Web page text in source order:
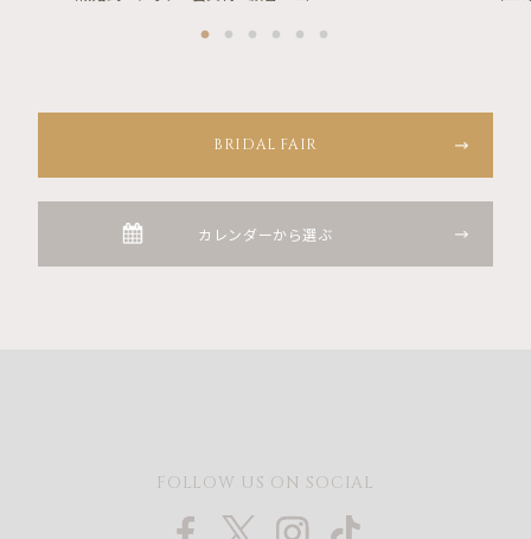
BRIDAL FAIR
カレンダーから選ぶ
FOLLOW US ON SOCIAL